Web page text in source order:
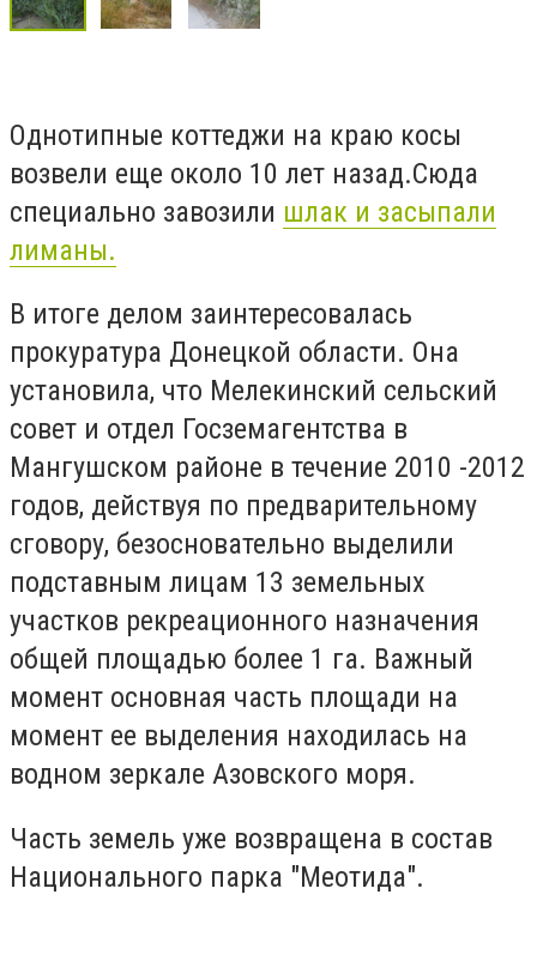
Однотипные коттеджи на краю косы
возвели еще около 10 лет назад.Сюда
специально завозили шлак и засыпали
лиманы.
В итоге делом заинтересовалась
прокуратура Донецкой области. Она
установила, что Мелекинский сельский
совет и отдел Госземагентства в
Мангушском районе в течение 2010 -2012
годов, действуя по предварительному
сговору, безосновательно выделили
подставным лицам 13 земельных
участков рекреационного назначения
общей площадью более 1 га. Важный
момент основная часть площади на
момент ее выделения находилась на
водном зеркале Азовского моря.
Часть земель уже возвращена в состав
Национального парка "Меотида".